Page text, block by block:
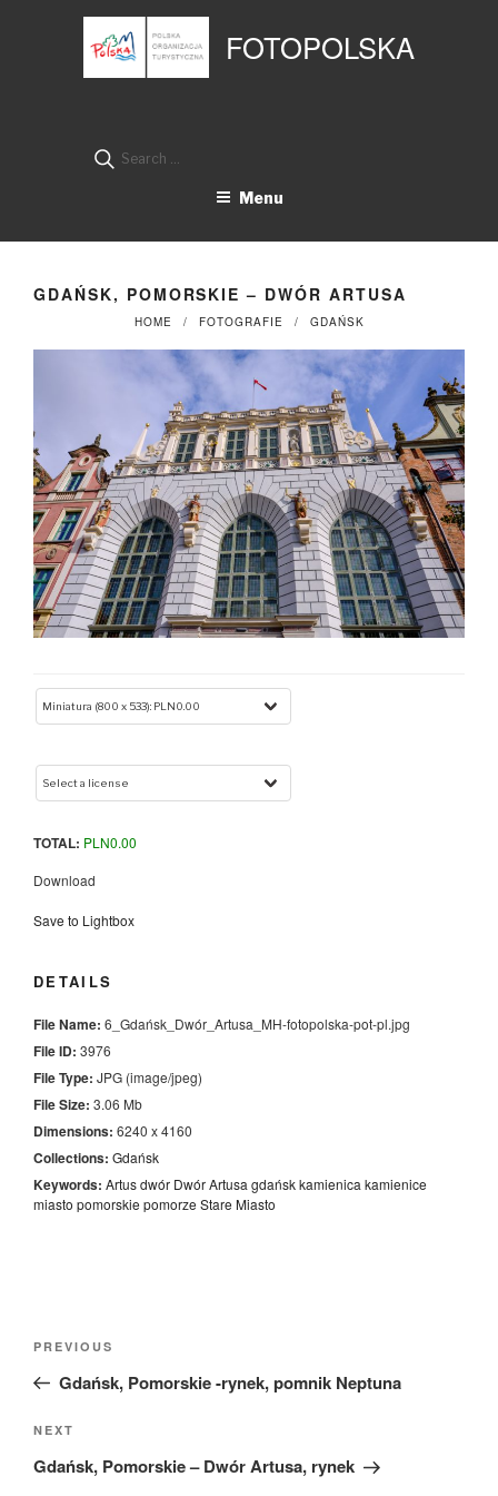
FOTOPOLSKA
Search
Menu
GDAŃSK, POMORSKIE – DWÓR ARTUSA
HOME FOTOGRAFIE GDAŃSK
TOTAL: PLN0.00
Download
Save to Lightbox
DETAILS
File Name: 6_Gdańsk_Dwór_Artusa_MH-fotopolska-pot-pl.jpg
File ID: 3976
File Type: JPG (image/jpeg)
File Size: 3.06 Mb
Dimensions: 6240 x 4160
Collections: Gdańsk
Keywords: Artusdwór Dwór Artusa gdańskkamienica kamienice
miasto pomorskie pomorze Stare Miasto
Previous
Post
PREVIOUS
Gdańsk, Pomorskie -rynek, pomnik Neptuna
Next
Post
NEXT
Gdańsk, Pomorskie – Dwór Artusa, rynek
Panel zarządzania plikami cookies